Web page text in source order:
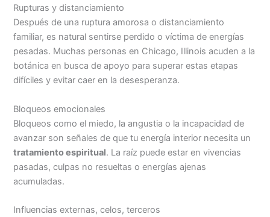
Rupturas y distanciamiento
Después de una ruptura amorosa o distanciamiento
familiar, es natural sentirse perdido o víctima de energías
pesadas. Muchas personas en Chicago, Illinois acuden a la
botánica en busca de apoyo para superar estas etapas
difíciles y evitar caer en la desesperanza.
Bloqueos emocionales
Bloqueos como el miedo, la angustia o la incapacidad de
avanzar son señales de que tu energía interior necesita un
tratamiento espiritual. La raíz puede estar en vivencias
pasadas, culpas no resueltas o energías ajenas
acumuladas.
Influencias externas, celos, terceros